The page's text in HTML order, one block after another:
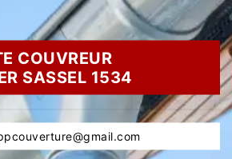
COUVREUR
SASSEL 1534